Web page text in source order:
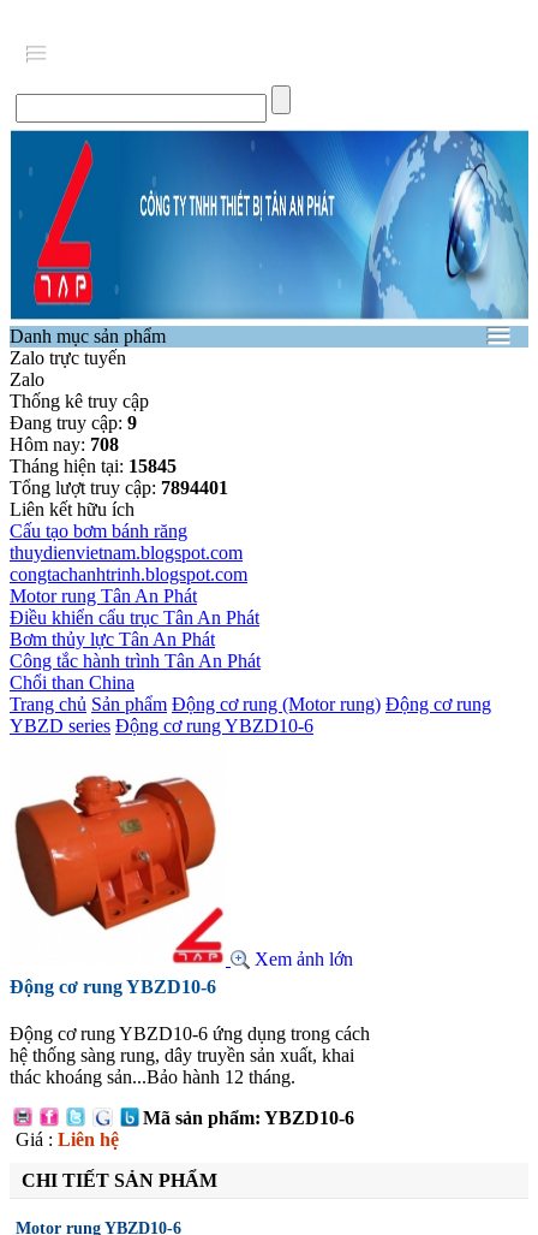
Danh mục sản phẩm
Zalo trực tuyến
Zalo
Thống kê truy cập
Đang truy cập: 9
Hôm nay: 708
Tháng hiện tại: 15845
Tổng lượt truy cập: 7894401
Liên kết hữu ích
Cấu tạo bơm bánh răng
thuydienvietnam.blogspot.com
congtachanhtrinh.blogspot.com
Motor rung Tân An Phát
Điều khiển cẩu trục Tân An Phát
Bơm thủy lực Tân An Phát
Công tắc hành trình Tân An Phát
Chổi than China
Trang chủ Sản phẩm Động cơ rung (Motor rung) Động cơ rung
YBZD series Động cơ rung YBZD10-6
Xem ảnh lớn
Động cơ rung YBZD10-6
Động cơ rung YBZD10-6 ứng dụng trong cách
hệ thống sàng rung, dây truyền sản xuất, khai
thác khoáng sản...Bảo hành 12 tháng.
Mã sản phẩm: YBZD10-6
Giá : Liên hệ
CHI TIẾT SẢN PHẨM
Motor rung YBZD10-6